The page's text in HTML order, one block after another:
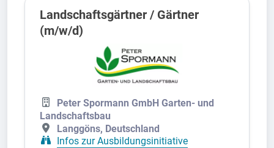
Landschaftsgärtner / Gärtner
(m/w/d)
Peter Spormann GmbH Garten- und
Landschaftsbau
Langgöns, Deutschland
Infos zur Ausbildungsinitiative